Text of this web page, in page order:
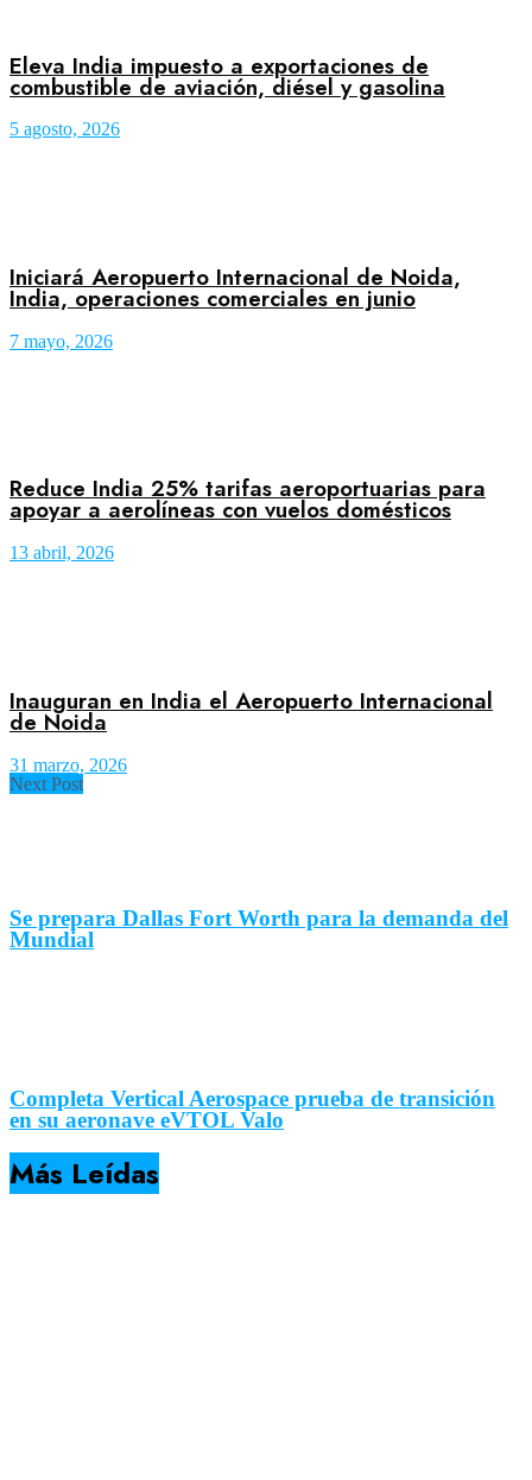
Eleva India impuesto a exportaciones de
combustible de aviación, diésel y gasolina
5 agosto, 2026
Iniciará Aeropuerto Internacional de Noida,
India, operaciones comerciales en junio
7 mayo, 2026
Reduce India 25% tarifas aeroportuarias para
apoyar a aerolíneas con vuelos domésticos
13 abril, 2026
Inauguran en India el Aeropuerto Internacional
de Noida
31 marzo, 2026
Next Post
Se prepara Dallas Fort Worth para la demanda del
Mundial
Completa Vertical Aerospace prueba de transición
en su aeronave eVTOL Valo
Más Leídas